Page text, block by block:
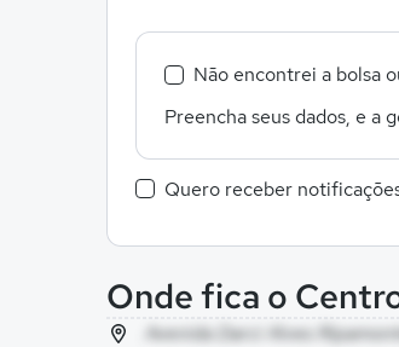
Não encontrei a bolsa
Preencha seus dados, e a
Quero receber
Onde fica o
Avenida Darci Alves